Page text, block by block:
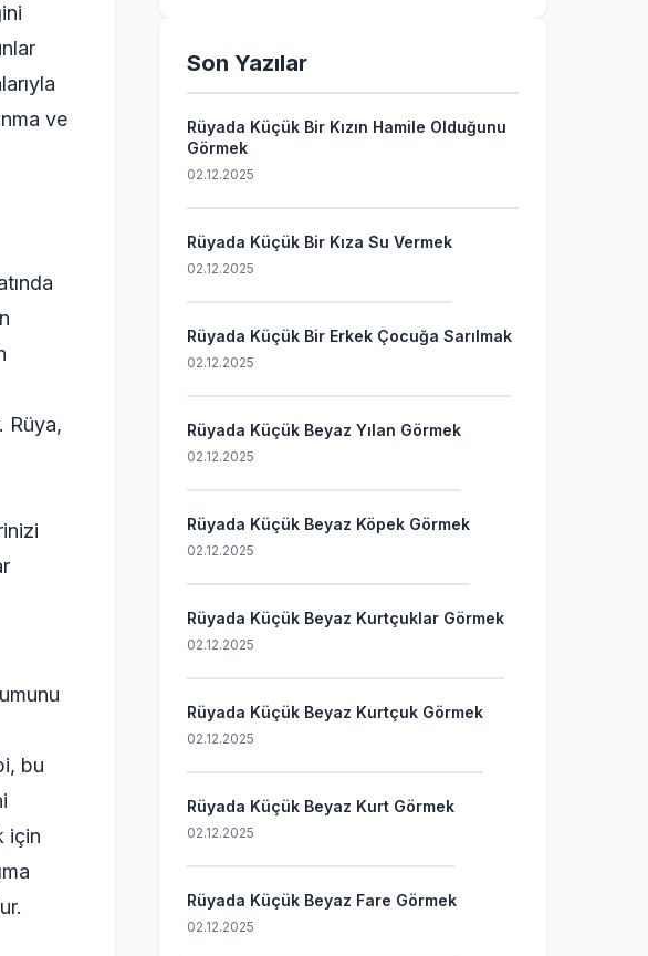
ve
Rüya,
bu
için
Son Yazılar
Rüyada Küçük Bir Kızın Hamile Olduğunu
Görmek
02.12.2025
Rüyada Küçük Bir Kıza Su Vermek
02.12.2025
Rüyada Küçük Bir Erkek Çocuğa Sarılmak
02.12.2025
Rüyada Küçük Beyaz Yılan Görmek
02.12.2025
Rüyada Küçük Beyaz Köpek Görmek
02.12.2025
Rüyada Küçük Beyaz Kurtçuklar Görmek
02.12.2025
Rüyada Küçük Beyaz Kurtçuk Görmek
02.12.2025
Rüyada Küçük Beyaz Kurt Görmek
02.12.2025
Rüyada Küçük Beyaz Fare Görmek
02.12.2025